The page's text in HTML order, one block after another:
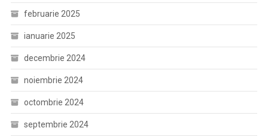
februarie 2025
ianuarie 2025
decembrie 2024
noiembrie 2024
octombrie 2024
septembrie 2024